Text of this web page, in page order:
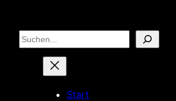
Inhalt
springen
Suchen
Start